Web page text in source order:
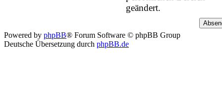
geändert.
Powered by phpBB® Forum Software © phpBB Group
Deutsche Übersetzung durch phpBB.de